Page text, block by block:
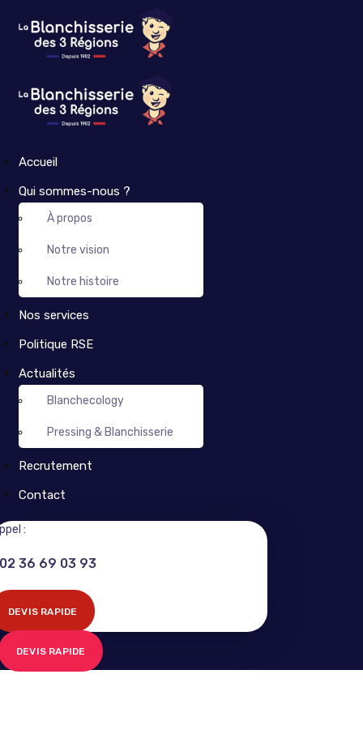
Accueil
Qui sommes-nous ?
À propos
Notre vision
Notre histoire
Nos services
Politique RSE
Actualités
Blanchecology
Pressing & Blanchisserie
Recrutement
Contact
:
02 36 69 03 93
DEVIS RAPIDE
DEVIS RAPIDE